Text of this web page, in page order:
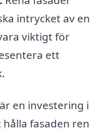
intrycket av en
viktigt för
ett
en investering i
fasaden ren